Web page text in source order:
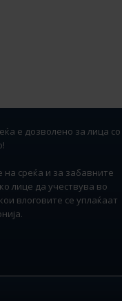
е дозволено за лица со
на среќа и за забавните
лице да учествува во
влоговите се уплаќаат